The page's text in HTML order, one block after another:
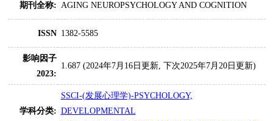
期刊全称: AGING NEUROPSYCHOLOGY AND COGNITION
ISSN 1382-5585
影响因子
2023:
1.687 (2024年7月16日更新, 下次2025年7月20日更新)
学科分类:
SSCI-(发展心理学)-PSYCHOLOGY,
DEVELOPMENTAL